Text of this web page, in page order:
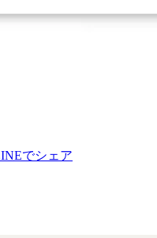
でシェア